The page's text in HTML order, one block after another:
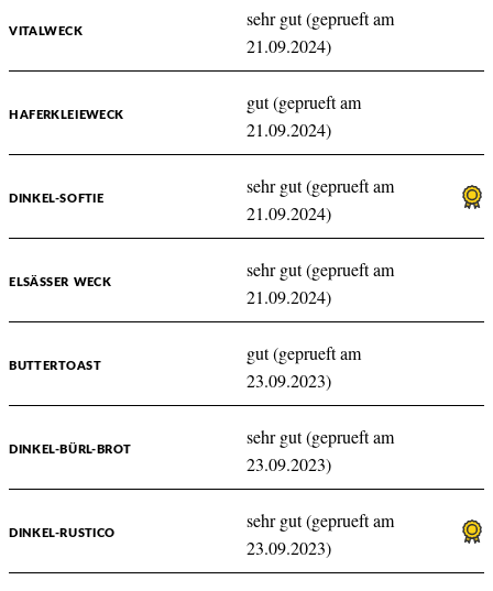
VITALWECK
sehr gut (geprueft am
21.09.2024)
HAFERKLEIEWECK
gut (geprueft am
21.09.2024)
DINKEL-SOFTIE
sehr gut (geprueft am
21.09.2024)
ELSÄSSER WECK
sehr gut (geprueft am
21.09.2024)
BUTTERTOAST
gut (geprueft am
23.09.2023)
DINKEL-BÜRL-BROT
sehr gut (geprueft am
23.09.2023)
DINKEL-RUSTICO
sehr gut (geprueft am
23.09.2023)